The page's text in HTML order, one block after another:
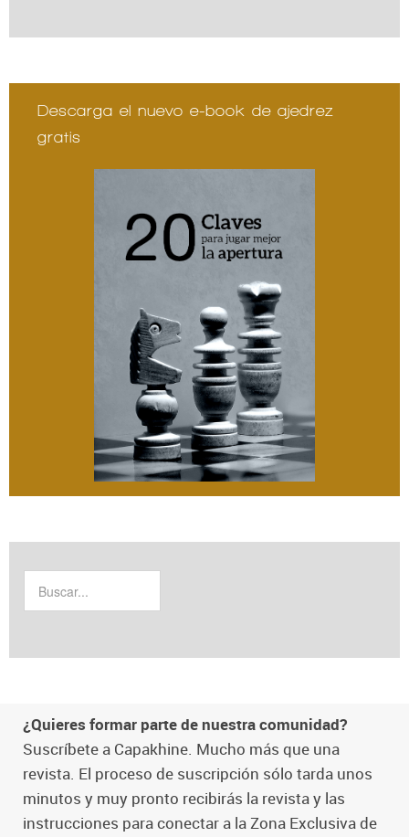
Descarga el nuevo e-book de ajedrez
gratis
¿Quieres formar parte de nuestra comunidad?
Suscríbete a Capakhine. Mucho más que una
revista. El proceso de suscripción sólo tarda unos
minutos y muy pronto recibirás la revista y las
instrucciones para conectar a la Zona Exclusiva de